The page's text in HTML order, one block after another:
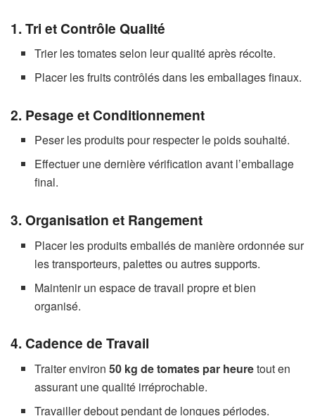
1. Tri et Contrôle Qualité
Trier les tomates selon leur qualité après récolte.
Placer les fruits contrôlés dans les emballages finaux.
2. Pesage et Conditionnement
Peser les produits pour respecter le poids souhaité.
Effectuer une dernière vérification avant l’emballage
final.
3. Organisation et Rangement
Placer les produits emballés de manière ordonnée sur
les transporteurs, palettes ou autres supports.
Maintenir un espace de travail propre et bien
organisé.
4. Cadence de Travail
Traiter environ50 kg de tomates par heuretout en
assurant une qualité irréprochable.
Travailler debout pendant de longues périodes.